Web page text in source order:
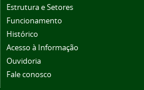
Estrutura e Setores
Funcionamento
Histórico
Acesso à Informação
Ouvidoria
Fale conosco